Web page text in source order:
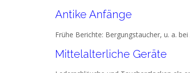
Antike Anfänge
Frühe Berichte: Bergungstaucher, u. a.
Mittelalterliche Geräte